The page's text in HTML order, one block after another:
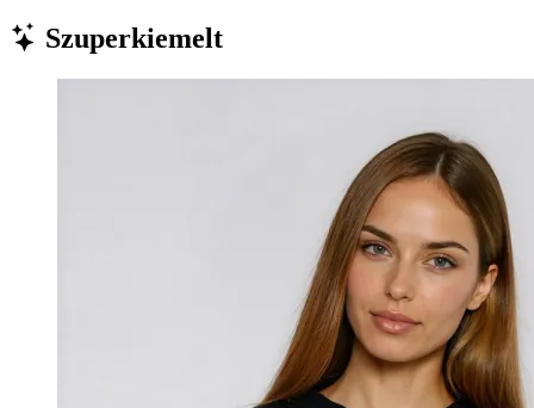
Szuperkiemelt